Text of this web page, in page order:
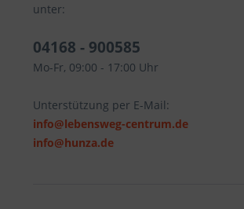
unter:
04168 - 900585
Mo-Fr, 09:00 - 17:00 Uhr
Unterstützung per E-Mail:
info@lebensweg-centrum.de
info@hunza.de